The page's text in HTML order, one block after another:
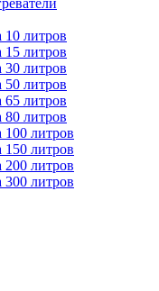
10 литров
15 литров
30 литров
50 литров
65 литров
80 литров
100 литров
150 литров
200 литров
300 литров